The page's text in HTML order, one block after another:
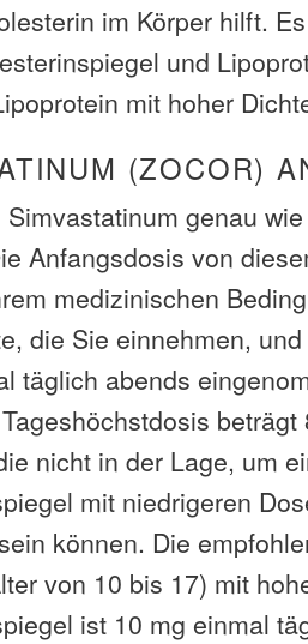
im Körper hilft.
und
mit hoher
(ZOCOR)
Simvastatinum genau
Anfangsdosis von
medizinischen
die Sie einnehmen,
täglich abends
nicht in der Lage, um
mit niedrigeren
können. Die
von 10 bis 17) mit
ist 10 mg einmal